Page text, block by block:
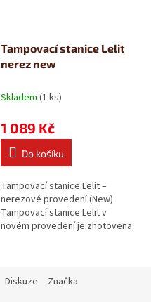
Tampovací stanice Lelit
nerez new
Skladem (1 ks)
1 089 Kč
Do košíku
Tampovací stanice Lelit –
nerezové provedení (New)
Tampovací stanice Lelit v
novém provedení je zhotovena
Diskuze Značka